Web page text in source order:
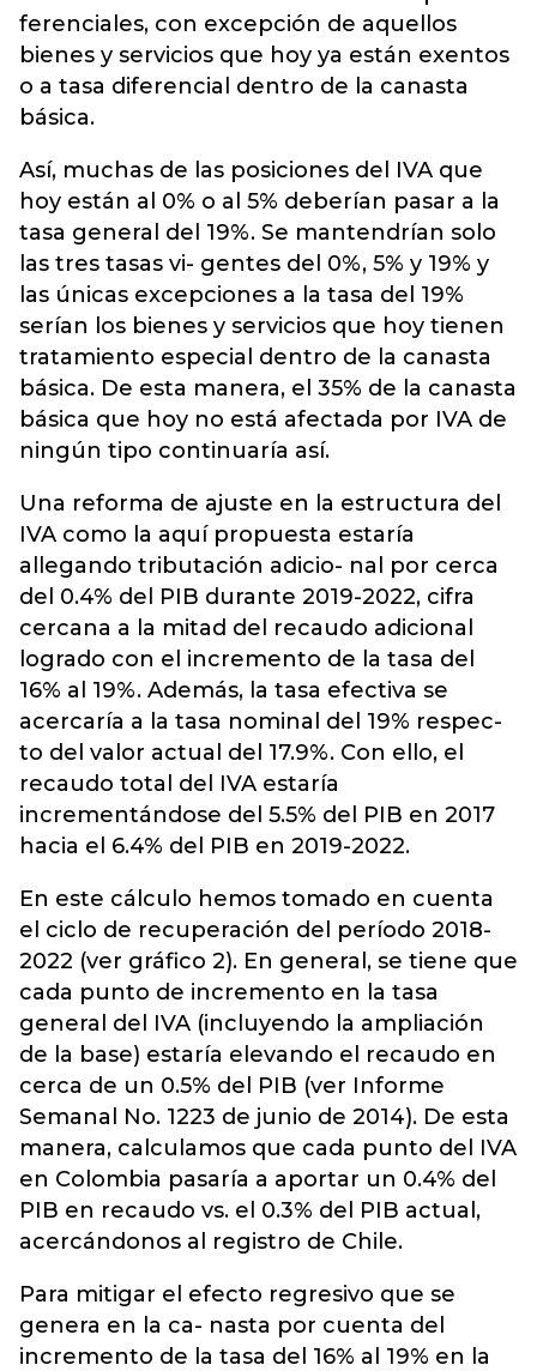
ferenciales, con excepción de aquellos
bienes y servicios que hoy ya están exentos
o a tasa diferencial dentro de la canasta
básica.
Así, muchas de las posiciones del IVA que
hoy están al 0% o al 5% deberían pasar a la
tasa general del 19%. Se mantendrían solo
las tres tasas vi- gentes del 0%, 5% y 19% y
las únicas excepciones a la tasa del 19%
serían los bienes y servicios que hoy tienen
tratamiento especial dentro de la canasta
básica. De esta manera, el 35% de la canasta
básica que hoy no está afectada por IVA de
ningún tipo continuaría así.
Una reforma de ajuste en la estructura del
IVA como la aquí propuesta estaría
allegando tributación adicio- nal por cerca
del 0.4% del PIB durante 2019-2022, cifra
cercana a la mitad del recaudo adicional
logrado con el incremento de la tasa del
16% al 19%. Además, la tasa efectiva se
acercaría a la tasa nominal del 19% respec-
to del valor actual del 17.9%. Con ello, el
recaudo total del IVA estaría
incrementándose del 5.5% del PIB en 2017
hacia el 6.4% del PIB en 2019-2022.
En este cálculo hemos tomado en cuenta
el ciclo de recuperación del período 2018-
2022 (ver gráfico 2). En general, se tiene que
cada punto de incremento en la tasa
general del IVA (incluyendo la ampliación
de la base) estaría elevando el recaudo en
cerca de un 0.5% del PIB (ver Informe
Semanal No. 1223 de junio de 2014). De esta
manera, calculamos que cada punto del IVA
en Colombia pasaría a aportar un 0.4% del
PIB en recaudo vs. el 0.3% del PIB actual,
acercándonos al registro de Chile.
Para mitigar el efecto regresivo que se
genera en la ca- nasta por cuenta del
incremento de la tasa del 16% al 19% en la